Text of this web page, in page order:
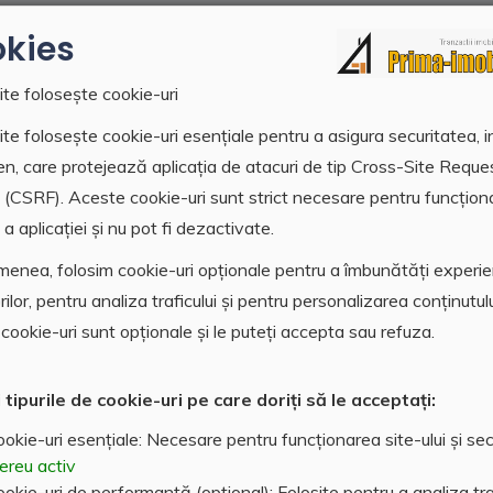
folosește cookie-uri
folosește cookie-uri esențiale pentru a asigura securitatea,
care protejează aplicația de atacuri de tip Cross-Site
(CSRF). Aceste cookie-uri sunt strict necesare pentru
aplicației și nu pot fi dezactivate.
folosim cookie-uri opționale pentru a îmbunătăți
pentru analiza traficului și pentru personalizarea
uri sunt opționale și le puteți accepta sau refuza.
de cookie-uri pe care doriți să le acceptați:
uri esențiale: Necesare pentru funcționarea site-ului și
activ
2
Etaj
2
Suprafata
80 metri patrati
Numar balcoane
2
Centrala termica
DA
Aer Conditionat
NU
Pret
95000 Euro